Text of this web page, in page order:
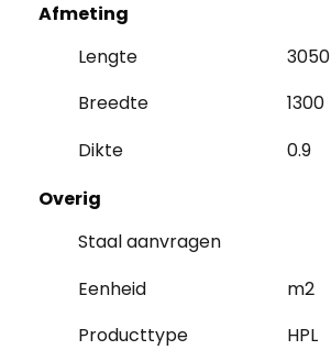
Afmeting
Lengte
3050
Breedte
1300
Dikte
0.9
Overig
Staal aanvragen
Eenheid
m2
Producttype
HPL